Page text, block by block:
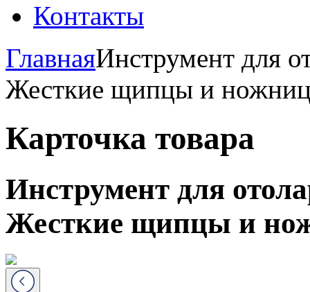
Контакты
ГлавнаяИнструмент для
Жесткие щипцы и
Карточка товара
Инструмент для
Жесткие щипцы и